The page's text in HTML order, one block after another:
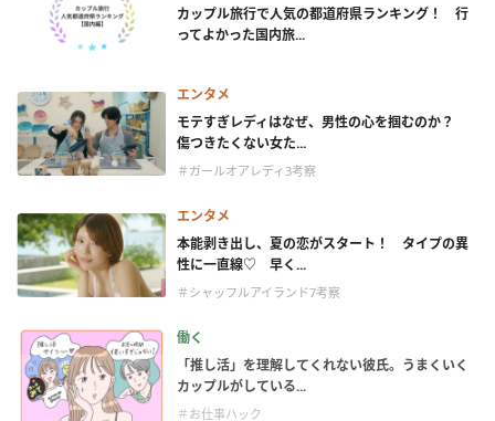
カップル旅行で人気の都道府県ランキング！ 行
ってよかった国内旅...
エンタメ
モテすぎレディはなぜ、男性の心を掴むのか？
傷つきたくない女た...
＃ガールオアレディ3考察
エンタメ
本能剥き出し、夏の恋がスタート！ タイプの異
性に一直線♡ 早く...
＃シャッフルアイランド7考察
働く
「推し活」を理解してくれない彼氏。うまくいく
カップルがしている...
＃お仕事ハック